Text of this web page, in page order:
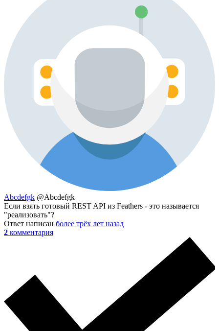
Abcdefgk @Abcdefgk
Если взять готовый REST API из Feathers - это называется
"реализовать"?
Ответ написан более трёх лет назад
2 комментария